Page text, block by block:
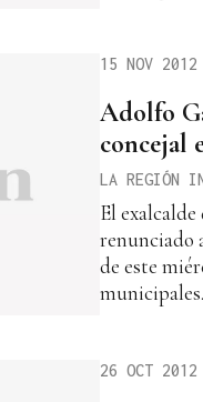
15 NOV 2012
Adolfo
concejal
LA REGIÓN
El
renunciado
de este
municipales.
26 OCT 2012